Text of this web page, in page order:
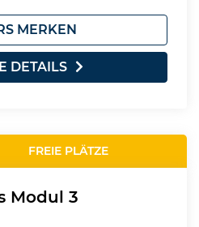
MERKEN
DETAILS
FREIE PLÄTZE
Modul 3